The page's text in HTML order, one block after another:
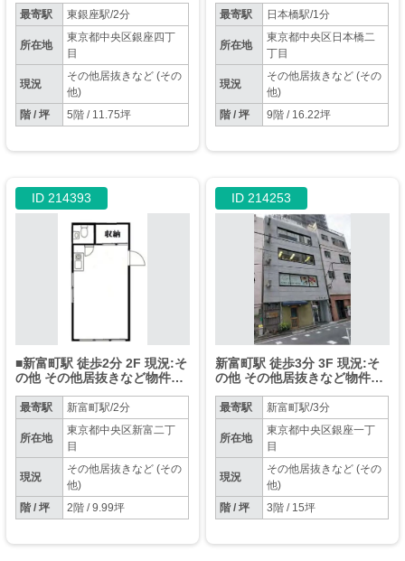
最寄駅 東銀座駅/2分
所在地
東京都中央区銀座四丁
目
現況
その他居抜きなど (その
他)
階 / 坪
5階 / 11.75坪
最寄駅 日本橋駅/1分
所在地
東京都中央区日本橋二
丁目
現況
その他居抜きなど (その
他)
階 / 坪
9階 / 16.22坪
ID 214393
■新富町駅 徒歩2分 2F 現況:そ
の他 その他居抜きなど物件
最寄駅 新富町駅/2分
所在地
東京都中央区新富二丁
目
現況
その他居抜きなど (その
他)
階 / 坪
2階 / 9.99坪
ID 214253
新富町駅 徒歩3分 3F 現況:そ
の他 その他居抜きなど物件
最寄駅 新富町駅/3分
所在地
東京都中央区銀座一丁
目
現況
その他居抜きなど (その
他)
階 / 坪
3階 / 15坪